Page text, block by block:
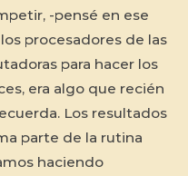
-pensé en ese
procesadores de las
para hacer los
era algo que recién
Los resultados
parte de la rutina
haciendo